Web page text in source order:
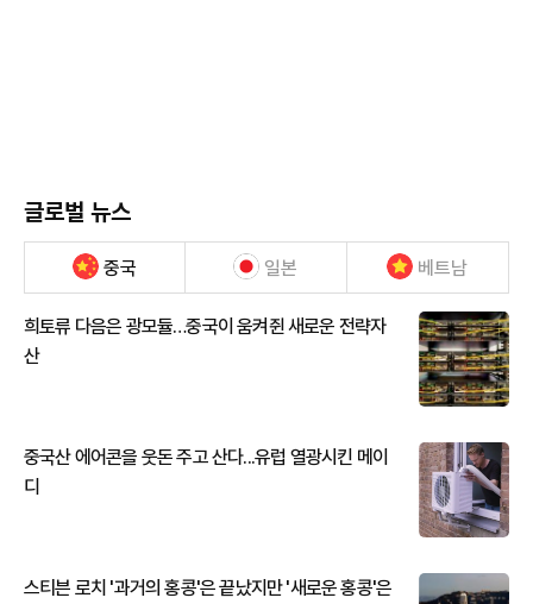
글로벌 뉴스
중국 일본 베트남
희토류 다음은 광모듈…중국이 움켜쥔 새로운 전략자
산
중국산 에어콘을 웃돈 주고 산다...유럽 열광시킨 메이
디
스티븐 로치 '과거의 홍콩'은 끝났지만 '새로운 홍콩'은